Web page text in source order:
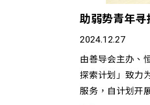
2022年，善导会
楼」两个过渡性
託基金支持，推
会过渡性房屋项
以「H.O.M.E.」
助弱势青年寻
2024.12.27
由善导会主办、
探索计划」致力
服务，自计划开